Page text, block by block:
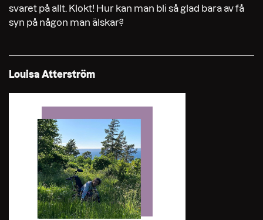
svaret på allt. Klokt! Hur kan man bli så glad bara av få
syn på någon man älskar?
Louisa Atterström